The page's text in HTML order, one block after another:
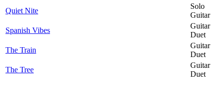
Quiet Nite
Solo
Guitar
Spanish Vibes
Guitar
Duet
The Train
Guitar
Duet
The Tree
Guitar
Duet